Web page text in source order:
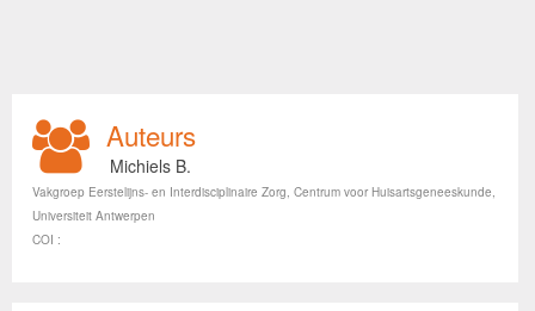
Auteurs
Michiels B.
Vakgroep Eerstelijns- en Interdisciplinaire Zorg, Centrum voor Huisartsgeneeskunde,
Universiteit Antwerpen
COI :